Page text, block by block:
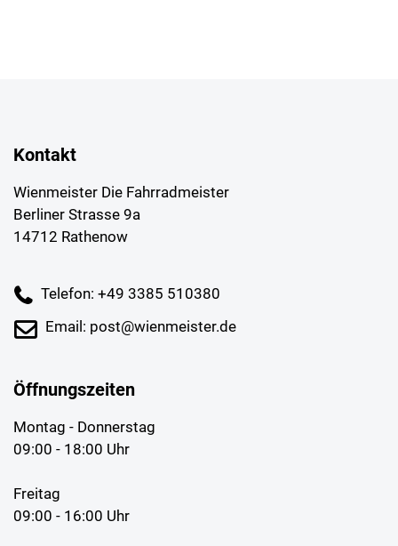
Kontakt
Wienmeister Die Fahrradmeister
Berliner Strasse 9a
14712 Rathenow
Telefon: +49 3385 510380
Email: post@wienmeister.de
Öffnungszeiten
Montag - Donnerstag
09:00 - 18:00 Uhr
Freitag
09:00 - 16:00 Uhr